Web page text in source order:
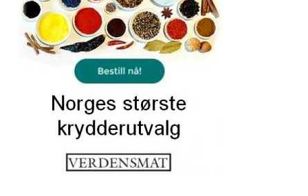
Smaken av skog
Tapaskrydder
Tomatflak
Om oss
Kontakt oss
Nettbutikk